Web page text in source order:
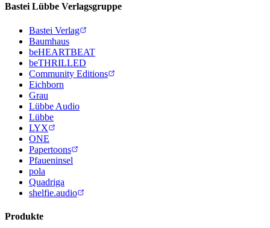
Bastei Lübbe Verlagsgruppe
Bastei Verlag
Baumhaus
beHEARTBEAT
beTHRILLED
Community Editions
Eichborn
Grau
Lübbe Audio
Lübbe
LYX
ONE
Papertoons
Pfaueninsel
pola
Quadriga
shelfie.audio
Produkte